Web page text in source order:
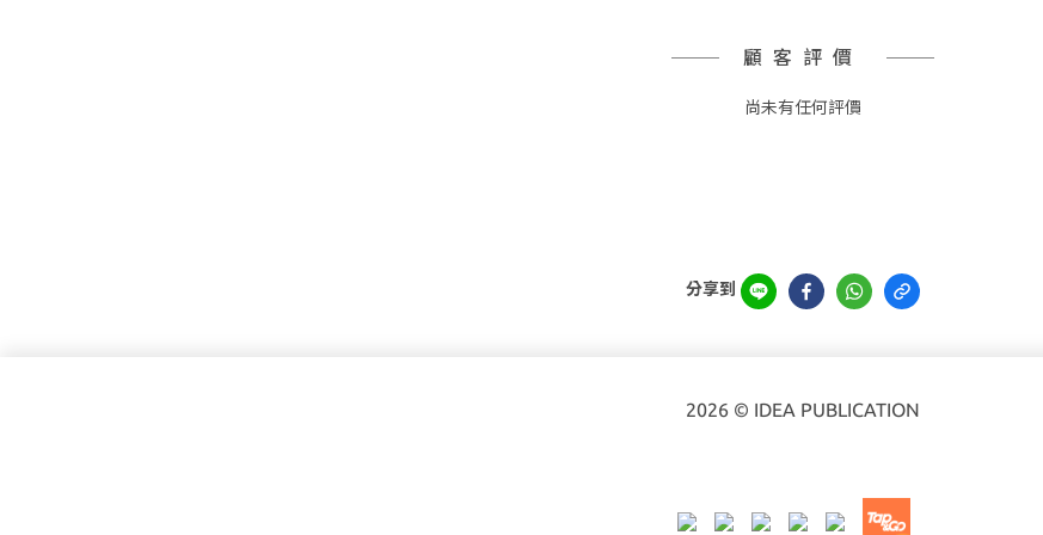
顧客評價
尚未有任何評價
分享到
2026 © IDEA PUBLICATION